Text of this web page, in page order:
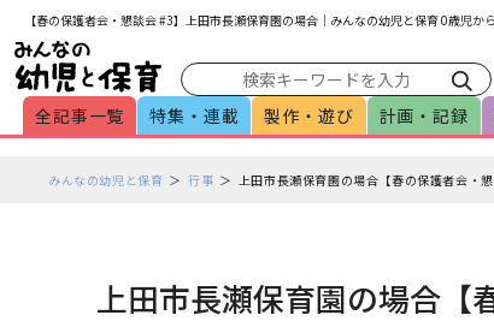
【春の保護者会・懇談会 #3】上田市長瀬保育園の場合｜みんなの幼児と保育 0歳児
全記事一覧 特集・連載 製作・遊び 計画・記録
みんなの幼児と保育 行事 上田市長瀬保育園の場合【春の保護者会・懇
上田市長瀬保育園の場合【